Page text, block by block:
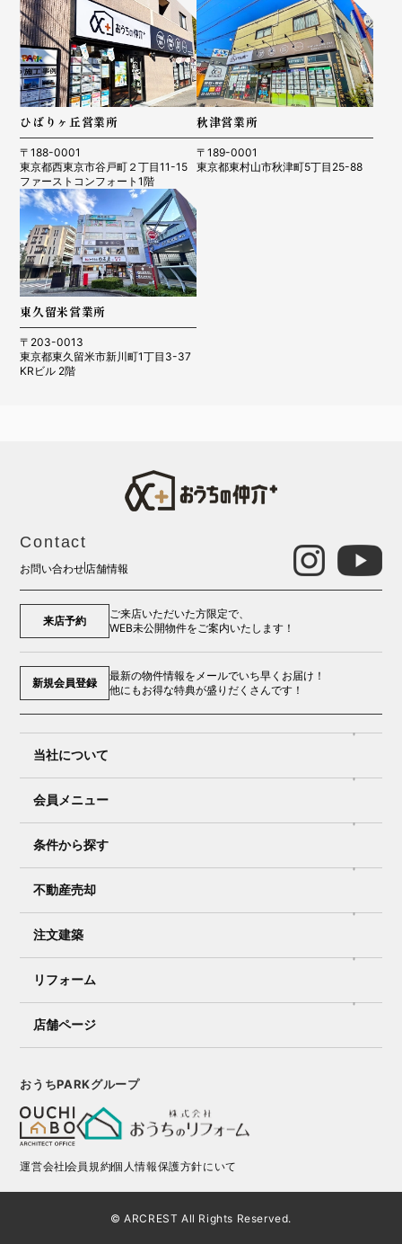
ひばりヶ丘営業所
〒188-0001
東京都西東京市谷戸町２丁目11-15
ファーストコンフォート1階
秋津営業所
〒189-0001
東京都東村山市秋津町5丁目25-88
東久留米営業所
〒203-0013
東京都東久留米市新川町1丁目3-37
KRビル 2階
Contact
お問い合わせ店舗情報
来店予約
ご来店いただいた方限定で、
WEB未公開物件をご案内いたします！
新規会員登録
最新の物件情報をメールでいち早くお届け！
他にもお得な特典が盛りだくさんです！
当社について
会員メニュー
条件から探す
不動産売却
注文建築
リフォーム
店舗ページ
おうちPARKグループ
運営会社会員規約個人情報保護方針にいて
© ARCREST All Rights Reserved.